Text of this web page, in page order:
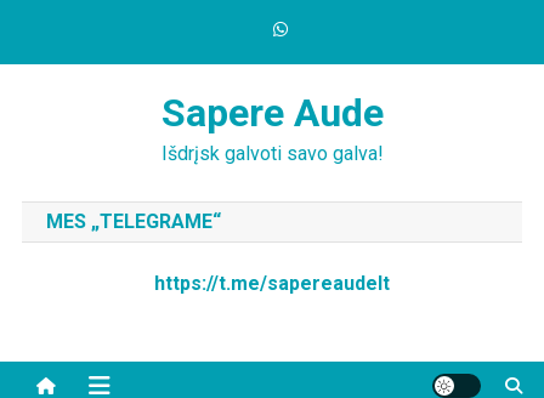
Sapere Aude
Išdrįsk galvoti savo galva!
MES „TELEGRAME“
https://t.me/sapereaudelt